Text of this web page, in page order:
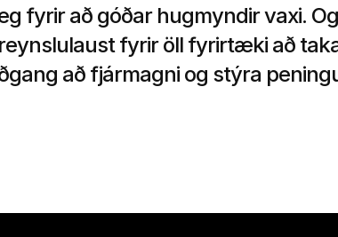
fyrir að góðar hugmyndir vaxi.
fyrir öll fyrirtæki að
að fjármagni og stýra